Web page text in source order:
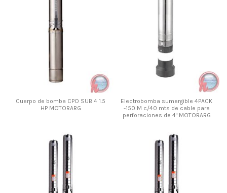
Cuerpo de bomba CPO SUB 4 1.5
HP MOTORARG
Electrobomba sumergible 4PACK
-150 M c/40 mts de cable para
perforaciones de 4" MOTORARG